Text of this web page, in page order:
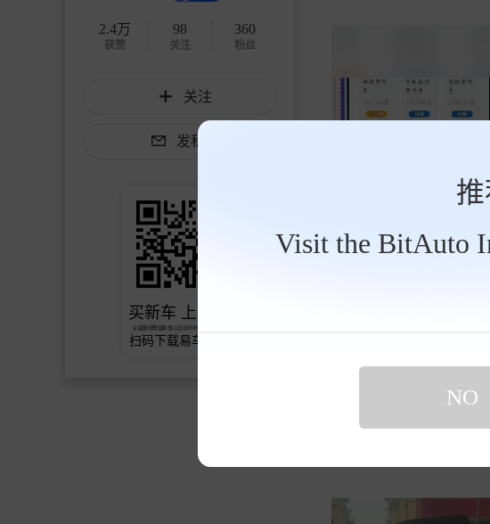
Visit the BitAuto
NO
2.4万
获赞
98
关注
360
粉丝
关注
发私信
买新车 上易车
认证顾问微信聊 放心比价不吃亏
扫码下载易车APP